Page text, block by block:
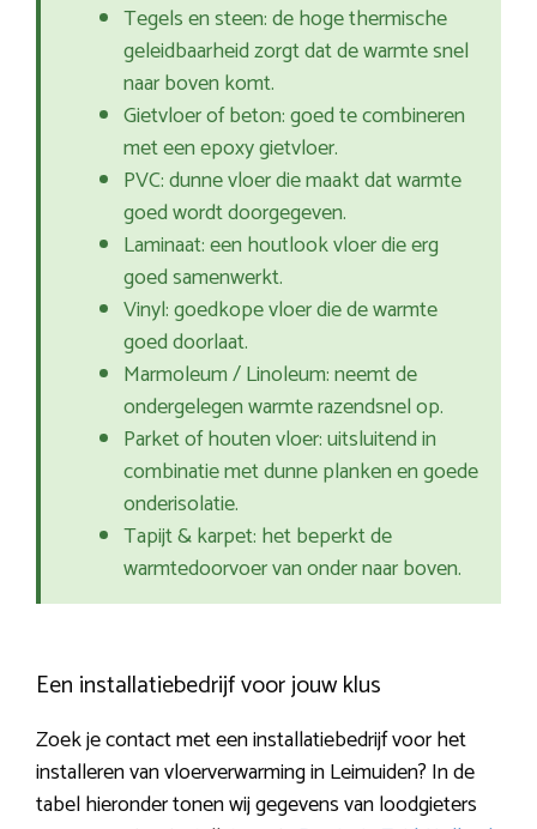
Tegels en steen: de hoge thermische
geleidbaarheid zorgt dat de warmte snel
naar boven komt.
Gietvloer of beton: goed te combineren
met een epoxy gietvloer.
PVC: dunne vloer die maakt dat warmte
goed wordt doorgegeven.
Laminaat: een houtlook vloer die erg
goed samenwerkt.
Vinyl: goedkope vloer die de warmte
goed doorlaat.
Marmoleum / Linoleum: neemt de
ondergelegen warmte razendsnel op.
Parket of houten vloer: uitsluitend in
combinatie met dunne planken en goede
onderisolatie.
Tapijt & karpet: het beperkt de
warmtedoorvoer van onder naar boven.
Een installatiebedrijf voor jouw klus
Zoek je contact met een installatiebedrijf voor het
installeren van vloerverwarming in Leimuiden? In de
tabel hieronder tonen wij gegevens van loodgieters